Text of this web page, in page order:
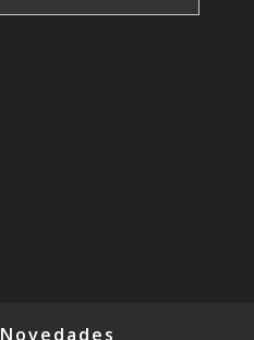
Novedades